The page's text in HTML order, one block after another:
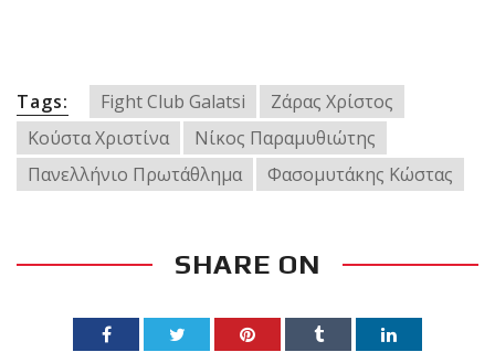
Tags: Fight Club Galatsi
Ζάρας Χρίστος
Κούστα Χριστίνα
Νίκος Παραμυθιώτης
Πανελλήνιο Πρωτάθλημα
Φασομυτάκης Κώστας
SHARE ON